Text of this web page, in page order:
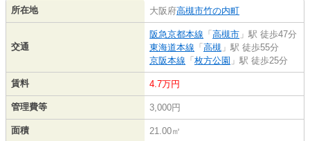
所在地 大阪府高槻市竹の内町
交通
阪急京都本線 「 高槻市 」駅 徒歩47分
東海道本線 「 高槻 」駅 徒歩55分
京阪本線 「 枚方公園 」駅 徒歩25分
賃料 4.7万円
管理費等 3,000円
面積 21.00㎡